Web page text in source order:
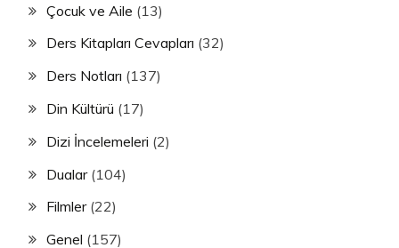
Çocuk ve Aile (13)
Ders Kitapları Cevapları (32)
Ders Notları (137)
Din Kültürü (17)
Dizi İncelemeleri (2)
Dualar(104)
Filmler(22)
Genel (157)